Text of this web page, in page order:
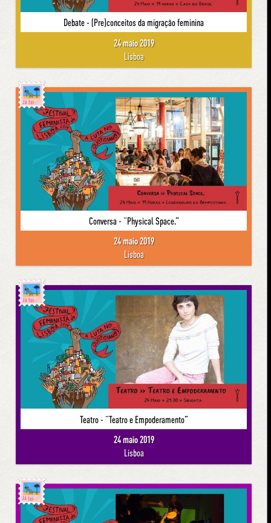
Debate - (Pre)conceitos da migração feminina
24 maio 2019
Lisboa
Já foi
Conversa - “Physical Space.”
24 maio 2019
Lisboa
Já foi
Teatro - “Teatro e Empoderamento”
24 maio 2019
Lisboa
Já foi